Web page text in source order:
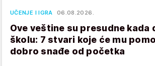
UČENJE I IGRA 06.08.2026.
Ove veštine su presudne kada
školu: 7 stvari koje će mu
dobro snađe od početka